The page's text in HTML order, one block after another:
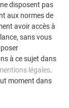
SUIVANT
NOTRE AIDE
près de
disposent pas
aux normes de
avoir accès à
sans vous
à ce sujet dans
légales.
moment dans